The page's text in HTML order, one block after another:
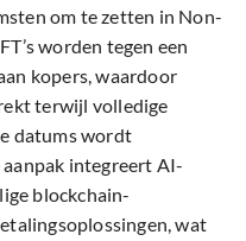
om te zetten in Non-
worden tegen een
kopers, waardoor
terwijl volledige
datums wordt
integreert AI-
blockchain-
wat